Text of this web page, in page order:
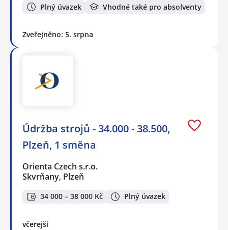
Plný úvazek Vhodné také pro absolventy
Zveřejněno: 5. srpna
Údržba strojů - 34.000 - 38.500,
Plzeň, 1 směna
Orienta Czech s.r.o.
Skvrňany, Plzeň
34 000 – 38 000 Kč Plný úvazek
včerejší